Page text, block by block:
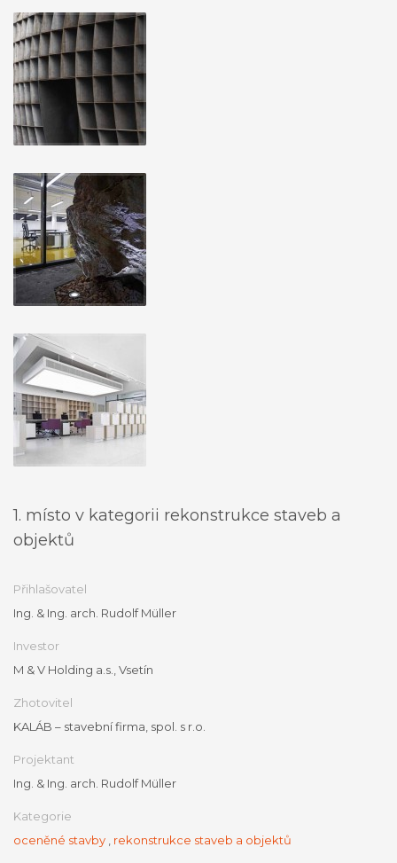
1. místo v kategorii rekonstrukce staveb a
objektů
Přihlašovatel
Ing. & Ing. arch. Rudolf Müller
Investor
M & V Holding a.s., Vsetín
Zhotovitel
KALÁB – stavební firma, spol. s r.o.
Projektant
Ing. & Ing. arch. Rudolf Müller
Kategorie
oceněné stavby
rekonstrukce staveb a objektů